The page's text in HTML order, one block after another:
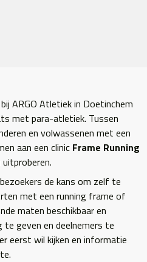
ARGO Atletiek in Doetinchem
met para-atletiek. Tussen
en volwassenen met een
aan een clinic Frame Running
uitproberen.
de kans om zelf te
met een running frame of
maten beschikbaar en
geven en deelnemers te
eerst wil kijken en informatie